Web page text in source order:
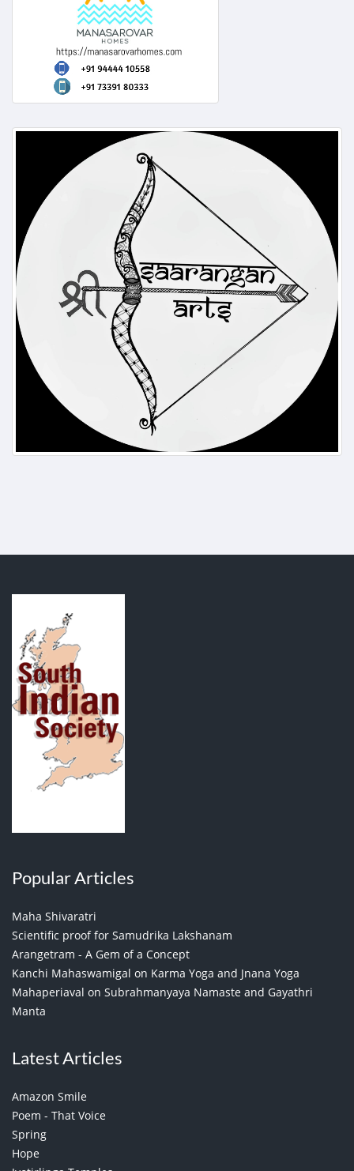
Popular Articles
Maha Shivaratri
Scientific proof for Samudrika Lakshanam
Arangetram - A Gem of a Concept
Kanchi Mahaswamigal on Karma Yoga and Jnana Yoga
Mahaperiaval on Subrahmanyaya Namaste and Gayathri
Manta
Latest Articles
Amazon Smile
Poem - That Voice
Spring
Hope